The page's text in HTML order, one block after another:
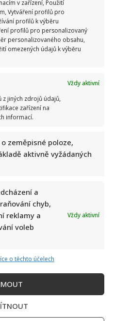
v zařízení, Použití
Vytváření profilů pro
profilů k výběru
profilů pro personalizovaný
personalizovaného obsahu,
omezených údajů k výběru
Vždy aktivní
jiných zdrojů údajů,
zařízení na
informací.
zeměpisné poloze,
aktivně vyžádaných
a
chyb,
reklamy a
voleb
Vždy aktivní
o těchto účelech